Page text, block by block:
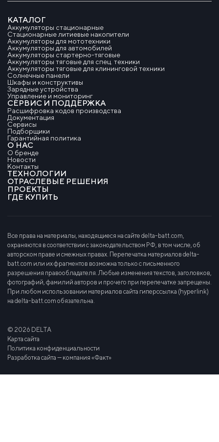
КАТАЛОГ
Аккумуляторы стационарные
Стационарные литиевые накопители
Аккумуляторы для мототехники
Аккумуляторы для автомобилей
Аккумуляторы стартерно-тяговые
Аккумуляторы тяговые для спец. техники
Аккумуляторы тяговые для клининговой техники
Солнечные панели
Шкафы и конструктивы
Зарядные устройства
Управление и мониторинг
СЕРВИС И ПОДДЕРЖКА
Расшифровка кодов производства
Документация
Сервисы
Подборщики
Гарантийная политика
О НАС
О бренде
Новости
Контакты
ТЕХНОЛОГИИ
ОТРАСЛЕВЫЕ РЕШЕНИЯ
ПРОЕКТЫ
ГДЕ КУПИТЬ
Все права на материалы, находящиеся на сайте delta-batt.com,
охраняются в соответствии с законодательством РФ, в том числе, об
авторском праве и смежных правах. Перепечатка материалов delta-
batt.com или их фрагментов возможна только с письменного
разрешения правообладателя. Любые изменения текстов, заголовков,
фотографий, фамилий авторов и прочего при перепечатке запрещены.
При любом использовании материалов сайта гиперссылка (hyperlink)
на delta-batt.com обязательна.
© 2026 DELTA
Карта сайта
Политика конфиденциальности
Разработка сайта — компания «Факт»